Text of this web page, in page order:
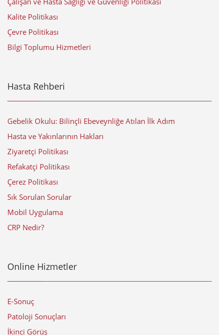
Kalite Politikası
Çevre Politikası
Bilgi Toplumu Hizmetleri
Hasta Rehberi
Gebelik Okulu: Bilinçli Ebeveynliğe Atılan İlk Adım
Hasta ve Yakınlarının Hakları
Ziyaretçi Politikası
Refakatçi Politikası
Çerez Politikası
Sık Sorulan Sorular
Mobil Uygulama
CRP Nedir?
Online Hizmetler
E-Sonuç
Patoloji Sonuçları
İkinci Görüş